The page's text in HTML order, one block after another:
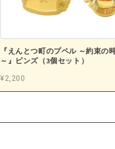
『えんとつ町のプペル ～約束の
～』ピンズ（3個セット）
¥2,200